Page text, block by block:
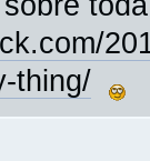
thing/